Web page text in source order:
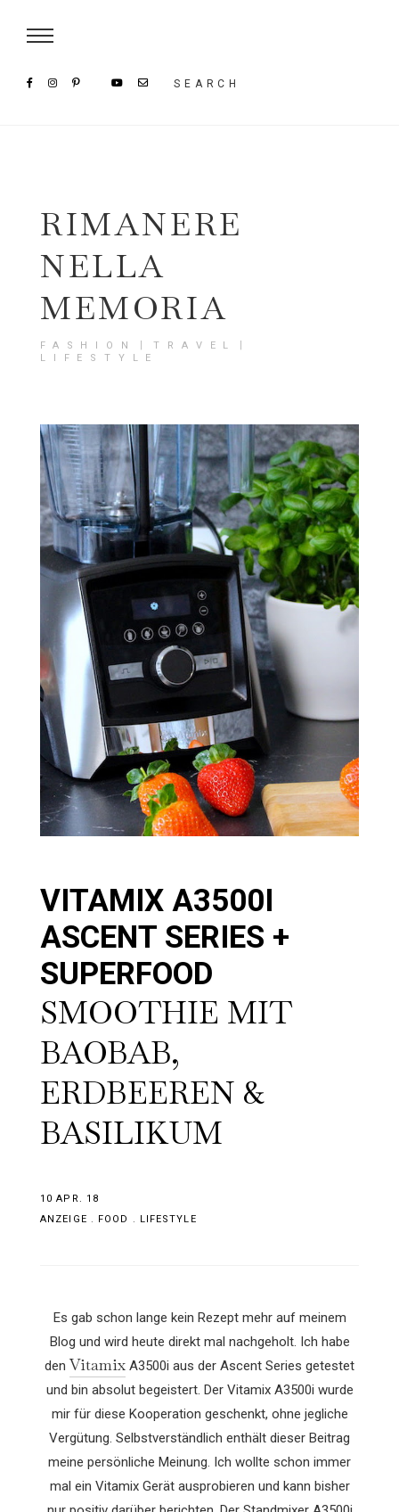
SEARCH
RIMANERE
NELLA
MEMORIA
FASHION〡TRAVEL〡
LIFESTYLE
VITAMIX A3500I
ASCENT SERIES +
SUPERFOOD
SMOOTHIE MIT
BAOBAB,
ERDBEEREN &
BASILIKUM
10 APR. 18
ANZEIGE . FOOD . LIFESTYLE
Es gab schon lange kein Rezept mehr auf meinem
Blog und wird heute direkt mal nachgeholt. Ich habe
den Vitamix A3500i aus der Ascent Series getestet
und bin absolut begeistert. Der Vitamix A3500i wurde
mir für diese Kooperation geschenkt, ohne jegliche
Vergütung. Selbstverständlich enthält dieser Beitrag
meine persönliche Meinung. Ich wollte schon immer
mal ein Vitamix Gerät ausprobieren und kann bisher